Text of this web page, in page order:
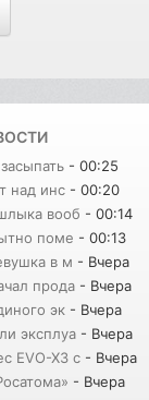
- 00:25
над инс - 00:20
вооб - 00:14
поме - 00:13
в м - Вчера
прода - Вчера
эк - Вчера
эксплуа - Вчера
EVO-X3 с - Вчера
- Вчера